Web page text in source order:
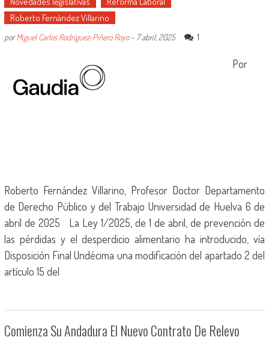
Roberto Fernández Villarino
porMiguel Carlos Rodríguez-Piñero Royo- 7 abril, 2025 1
Por
Roberto Fernández Villarino, Profesor Doctor Departamento
de Derecho Público y del Trabajo Universidad de Huelva 6 de
abril de 2025 La Ley 1/2025, de 1 de abril, de prevención de
las pérdidas y el desperdicio alimentario ha introducido, vía
Disposición Final Undécima una modificación del apartado 2 del
artículo 15 del
Comienza Su Andadura El Nuevo Contrato De Relevo